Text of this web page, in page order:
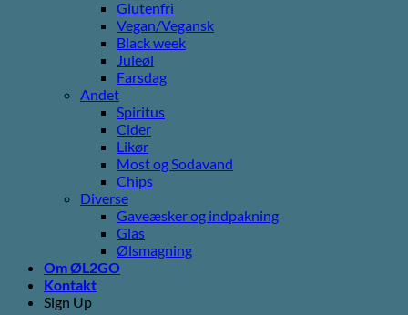
Glutenfri
Vegan/Vegansk
Black week
Juleøl
Farsdag
Andet
Spiritus
Cider
Likør
Most og Sodavand
Chips
Diverse
Gaveæsker og indpakning
Glas
Ølsmagning
Om ØL2GO
Kontakt
Sign Up